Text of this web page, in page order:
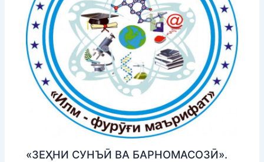
«ЗЕҲНИ СУНЪӢ ВА БАРНОМАСОЗӢ».